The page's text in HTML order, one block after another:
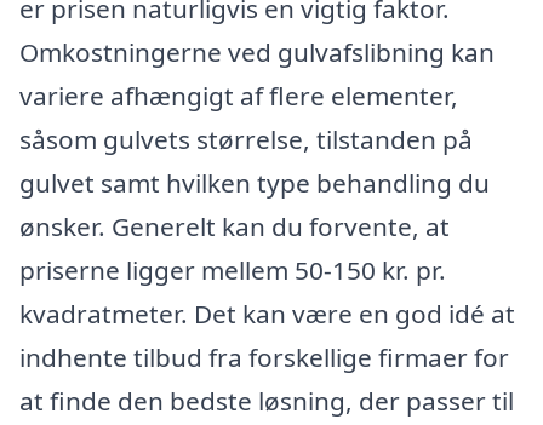
er prisen naturligvis en vigtig faktor.
Omkostningerne ved gulvafslibning kan
variere afhængigt af flere elementer,
såsom gulvets størrelse, tilstanden på
gulvet samt hvilken type behandling du
ønsker. Generelt kan du forvente, at
priserne ligger mellem 50-150 kr. pr.
kvadratmeter. Det kan være en god idé at
indhente tilbud fra forskellige firmaer for
at finde den bedste løsning, der passer til